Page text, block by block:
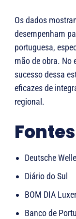
Os dados
desempenham
portuguesa,
mão de obra. No
sucesso dessa
eficazes de
regional.
Fontes
Deutsche
Diário do Sul
BOM DIA
Banco de